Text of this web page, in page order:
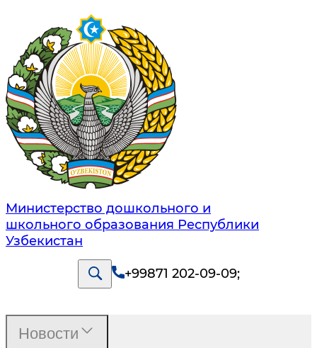
Министерство дошкольного и
школьного образования Республики
Узбекистан
+99871 202-09-09;
Новости